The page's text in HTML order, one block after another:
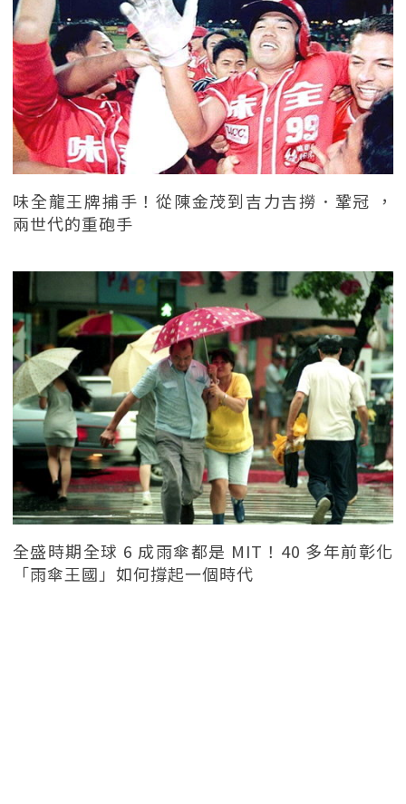
味全龍王牌捕手！從陳金茂到吉力吉撈．鞏冠 ，
兩世代的重砲手
全盛時期全球 6 成雨傘都是 MIT！40 多年前彰化
「雨傘王國」如何撐起一個時代